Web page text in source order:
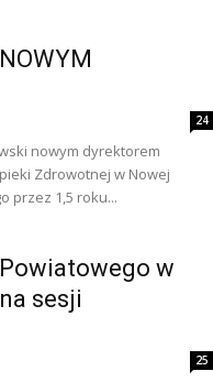
24
nowym dyrektorem
Zdrowotnej w Nowej
przez 1,5 roku...
w
sesji
25